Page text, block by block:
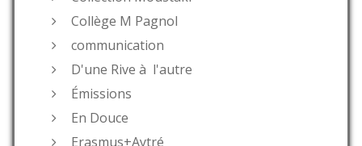
Collège M Pagnol
communication
D'une Rive à l'autre
Émissions
En Douce
Erasmus+Aytré